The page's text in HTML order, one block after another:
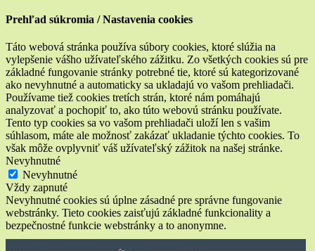
Prehľad súkromia / Nastavenia cookies
Táto webová stránka používa súbory cookies, ktoré slúžia na
vylepšenie vášho užívateľského zážitku. Zo všetkých cookies sú pre
základné fungovanie stránky potrebné tie, ktoré sú kategorizované
ako nevyhnutné a automaticky sa ukladajú vo vašom prehliadači.
Používame tiež cookies tretích strán, ktoré nám pomáhajú
analyzovať a pochopiť to, ako túto webovú stránku používate.
Tento typ cookies sa vo vašom prehliadači uloží len s vašim
súhlasom, máte ale možnosť zakázať ukladanie týchto cookies. To
však môže ovplyvniť váš užívateľský zážitok na našej stránke.
Nevyhnutné
Nevyhnutné
Vždy zapnuté
Nevyhnutné cookies sú úplne zásadné pre správne fungovanie
webstránky. Tieto cookies zaisťujú základné funkcionality a
bezpečnostné funkcie webstránky a to anonymne.